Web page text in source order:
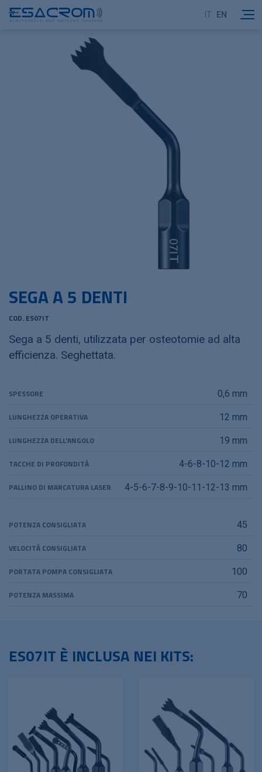
IT EN
SEGA A 5 DENTI
COD. ES07IT
Sega a 5 denti, utilizzata per osteotomie ad alta
efficienza. Seghettata.
SPESSORE 0,6 mm
LUNGHEZZA OPERATIVA 12 mm
LUNGHEZZA DELL'ANGOLO 19 mm
TACCHE DI PROFONDITÀ 4-6-8-10-12 mm
PALLINO DI MARCATURA LASER 4-5-6-7-8-9-10-11-12-13 mm
POTENZA CONSIGLIATA 45
VELOCITÀ CONSIGLIATA 80
PORTATA POMPA CONSIGLIATA 100
POTENZA MASSIMA 70
ES07IT È INCLUSA NEI KITS: